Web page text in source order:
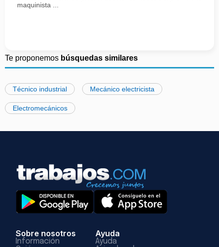
maquinista ...
Te proponemos búsquedas similares
Técnico industrial Mecánico electricista
Electromecánicos
Sobre nosotros
Información
Ayuda
Ayuda